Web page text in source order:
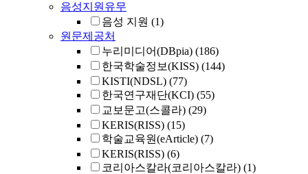
음성지원유무
음성 지원 (1)
원문제공처
누리미디어(DBpia) (186)
한국학술정보(KISS) (144)
KISTI(NDSL) (77)
한국연구재단(KCI) (55)
교보문고(스콜라) (29)
KERIS(RISS) (15)
학술교육원(eArticle) (7)
KERIS(RISS) (6)
코리아스칼라(코리아스칼라) (1)